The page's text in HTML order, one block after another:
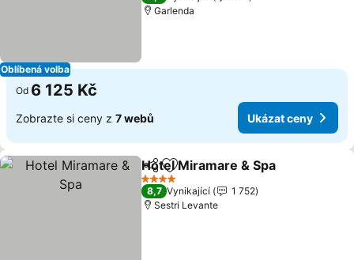
Oblíbená volba
Garlenda
Od 6 125 Kč
Zobrazte si ceny z 7 webů Ukázat ceny
SdíletPřidat na seznam oblíbených
Hotel Miramare & Spa
4 Počet hvězdiček
8,7 Vynikající
1 752
Sestri Levante